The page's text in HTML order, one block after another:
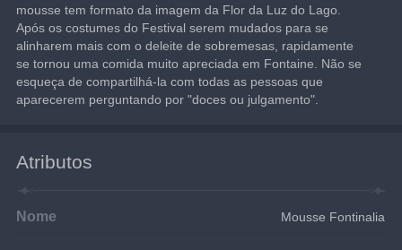
mousse tem formato da imagem da Flor da Luz do Lago.
Após os costumes do Festival serem mudados para se
alinharem mais com o deleite de sobremesas, rapidamente
se tornou uma comida muito apreciada em Fontaine. Não se
esqueça de compartilhá-la com todas as pessoas que
aparecerem perguntando por "doces ou julgamento".
Atributos
Nome Mousse Fontinalia